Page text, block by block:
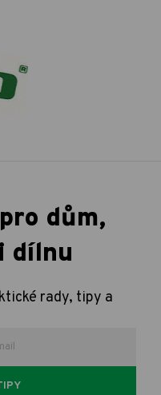
dům,
dílnu
rady, tipy a